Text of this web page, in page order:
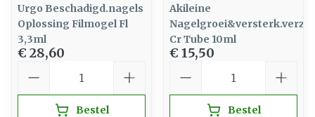
Urgo Beschadigd.nagels
Oplossing Filmogel Fl
3,3ml
€ 28,60
Bestel
Akileine
Cr Tube 10ml
€ 15,50
Bestel